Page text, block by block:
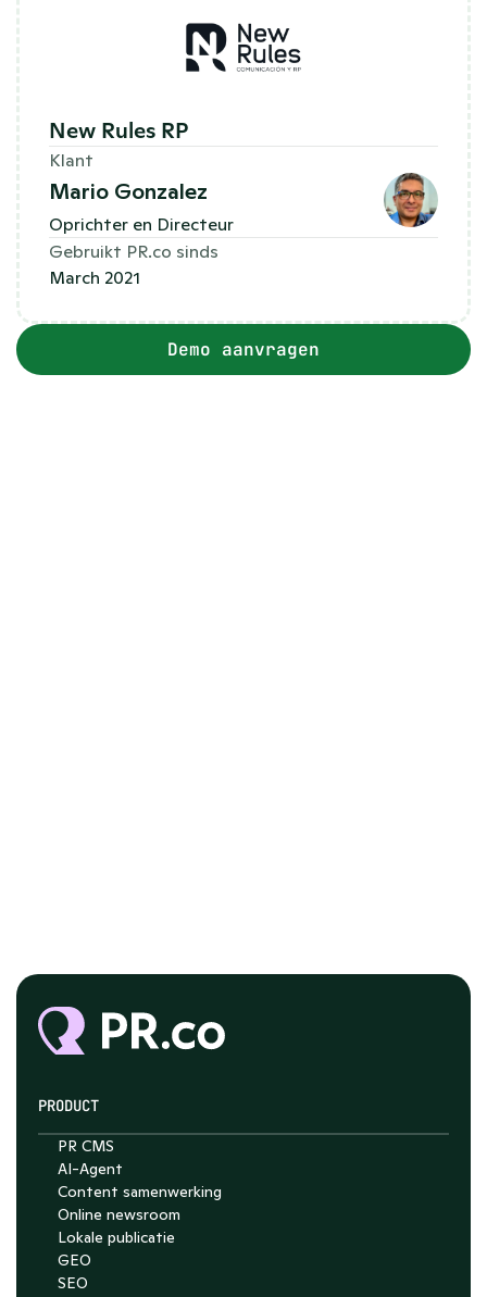
New Rules RP
Klant
Mario Gonzalez
Oprichter en Directeur
Gebruikt PR.co sinds
March 2021
Demo aanvragen
Chat with Nelson
PRODUCT
PR CMS
AI-Agent
Content samenwerking
Online newsroom
Lokale publicatie
GEO
SEO